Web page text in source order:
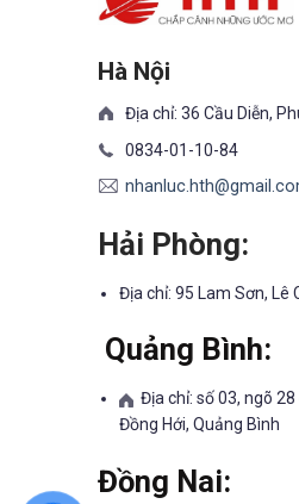
Hà Nội
Địa chỉ: 36 Cầu Diễn,
0834-01-10-84
Hải Phòng:
Địa chỉ: 95 Lam Sơn, Lê
Quảng Bình:
Địa chỉ: số 03, ngõ 28
Đồng Hới, Quảng Bình
Đồng Nai: